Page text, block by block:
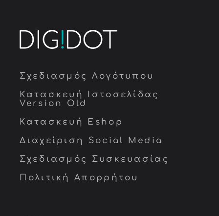
Σχεδιασμός Λογότυπου
Κατασκευή Ιστοσελίδας
Version Old
Κατασκευή Eshop
Διαχείριση Social Media
Σχεδιασμός Συσκευασίας
Πολιτική Απορρήτου